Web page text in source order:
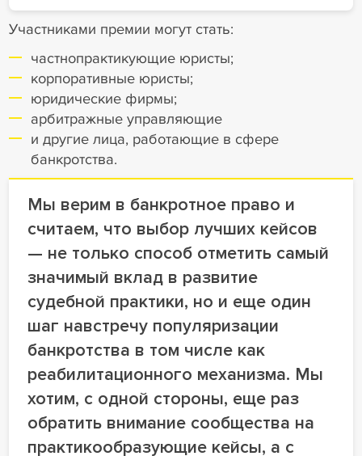
Участниками премии могут стать:
частнопрактикующие юристы;
корпоративные юристы;
юридические фирмы;
арбитражные управляющие
и другие лица, работающие в сфере
банкротства.
Мы верим в банкротное право и
считаем, что выбор лучших кейсов
— не только способ отметить самый
значимый вклад в развитие
судебной практики, но и еще один
шаг навстречу популяризации
банкротства в том числе как
реабилитационного механизма. Мы
хотим, с одной стороны, еще раз
обратить внимание сообщества на
практикообразующие кейсы, а с